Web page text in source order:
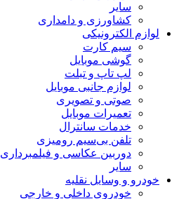
سایر
کشاورزی و دامداری
لوازم الکترونیکی
سیم کارت
گوشی موبایل
لپ تاپ و تبلت
لوازم جانبی موبایل
صوتی و تصویری
تعمیرات موبایل
خدمات سانترال
تلفن بی‌سیم رومیزی
دوربین عکاسی و فیلمبرداری
سایر
خودرو و وسایل نقلیه
خودروی داخلی و خارجی